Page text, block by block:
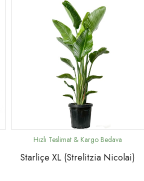
Starliçe XL (Strelitzia Nicolai)